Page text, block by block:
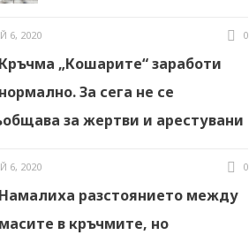
6, 2020 0
Кръчма „Кошарите“ заработи
нормално. За сега не се
за жертви и арестувани
6, 2020 0
Намалиха разстоянието между
масите в кръчмите, но